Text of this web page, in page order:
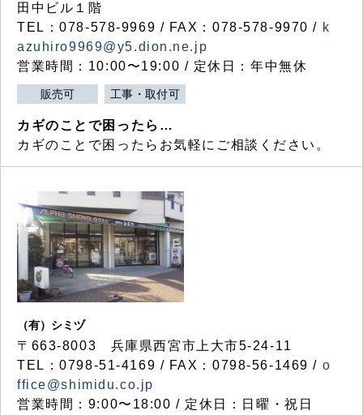
田中ビル１階
TEL：078-578-9969 / FAX：078-578-9970 / k
azuhiro9969@y5.dion.ne.jp
営業時間：10:00〜19:00 / 定休日：年中無休
販売可 工事・取付可
カギのことで困ったら…
カギのことで困ったらお気軽にご相談ください。
（有）シミヅ
〒663-8003 兵庫県西宮市上大市5-24-11
TEL：0798-51-4169 / FAX：0798-56-1469 / o
ffice@shimidu.co.jp
営業時間：9:00〜18:00 / 定休日：日曜・祝日